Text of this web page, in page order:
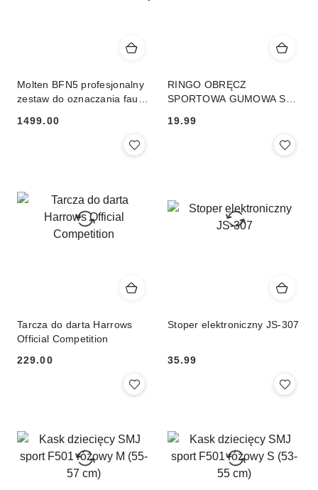
Molten BFN5 profesjonalny
zestaw do oznaczania fauli
Cena:
1499.00
RINGO OBRĘCZ
SPORTOWA GUMOWA SMJ
Cena:
19.99
Tarcza do darta Harrows
Official Competition
Cena:
229.00
Stoper elektroniczny JS-307
Cena:
35.99